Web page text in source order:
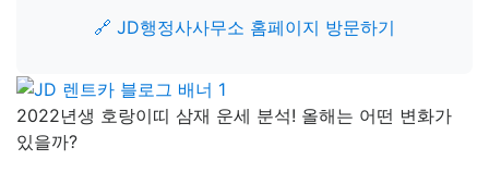
🔗 JD행정사사무소 홈페이지 방문하기
2022년생 호랑이띠 삼재 운세 분석! 올해는 어떤 변화가
있을까?